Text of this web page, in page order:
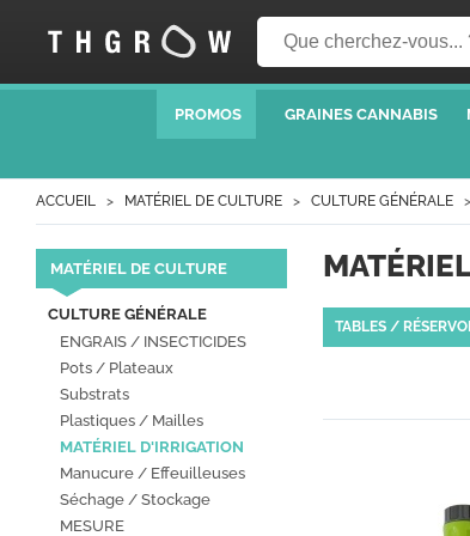
PROMOS GRAINES CANNABIS
ACCUEIL MATÉRIEL DE CULTURE CULTURE GÉNÉRALE
MATÉRIEL DE CULTURE
CULTURE GÉNÉRALE
ENGRAIS / INSECTICIDES
Pots / Plateaux
Substrats
Plastiques / Mailles
MATÉRIEL D'IRRIGATION
Manucure / Effeuilleuses
Séchage / Stockage
MESURE
TABLES /